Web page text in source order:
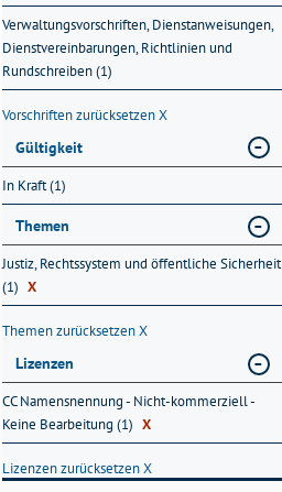
Verwaltungsvorschriften, Dienstanweisungen,
Dienstvereinbarungen, Richtlinien und
Rundschreiben (1)
Vorschriften zurücksetzenX
Gültigkeit
In Kraft (1)
Themen
Justiz, Rechtssystem und öffentliche Sicherheit
(1) X
Themen zurücksetzenX
Lizenzen
CC Namensnennung - Nicht-kommerziell -
Keine Bearbeitung (1) X
Lizenzen zurücksetzenX